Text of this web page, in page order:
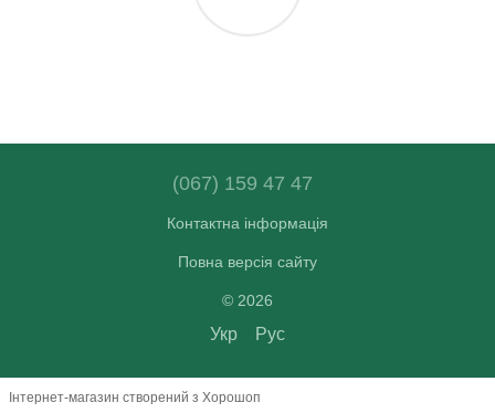
(067) 159 47 47
Контактна інформація
Повна версія сайту
© 2026
Укр Рус
Інтернет-магазин створений з Хорошоп